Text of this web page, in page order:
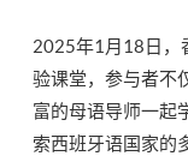
2025年1月18日，
验课堂，参与者不
富的母语导师一起
索西班牙语国家的